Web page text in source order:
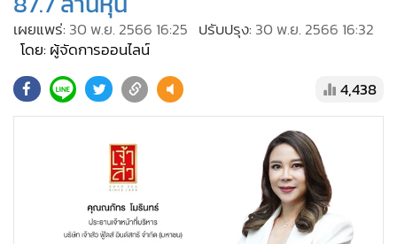
• ละคร
CbizReview
• ผู้จัดกวน
Green Innovation & SD
Management & HR
Infographic
เผยแพร่: 30 พ.ย. 2566 16:25 ปรับปรุง: 30 พ.ย. 2566 16:32
โดย: ผู้จัดการออนไลน์
4,438